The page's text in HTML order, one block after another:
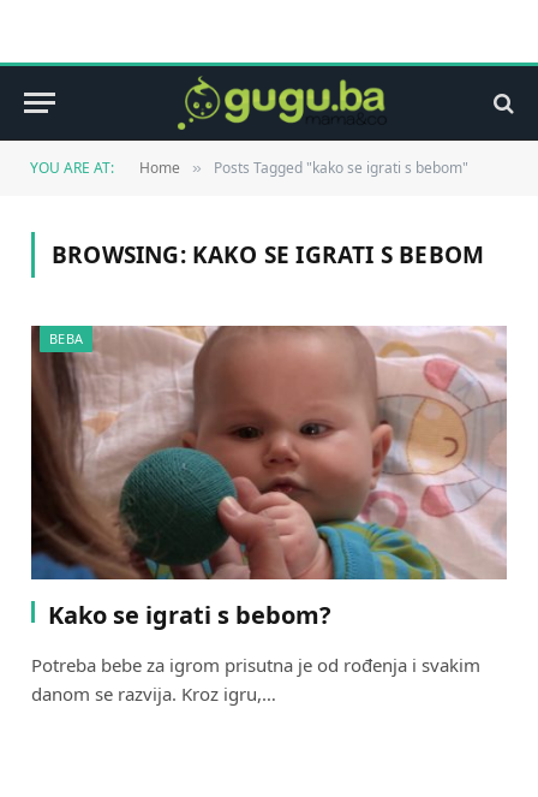
YOU ARE AT: Home » Posts Tagged "kako se igrati s bebom"
BROWSING: KAKO SE IGRATI S BEBOM
BEBA
Kako se igrati s bebom?
Potreba bebe za igrom prisutna je od rođenja i svakim
danom se razvija. Kroz igru,…